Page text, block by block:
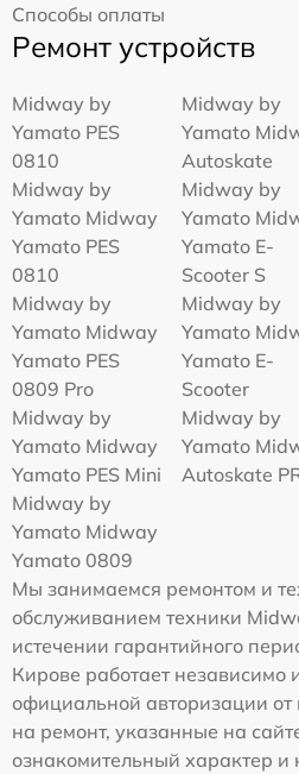
Способы оплаты
Ремонт устройств
Midway by
Yamato PES
0810
Midway by
Yamato
Autoskate
Midway by
Yamato Midway
Yamato PES
0810
Midway by
Yamato
Yamato E-
Scooter S
Midway by
Yamato Midway
Yamato PES
0809 Pro
Midway by
Yamato
Yamato E-
Scooter
Midway by
Yamato Midway
Yamato PES Mini
Midway by
Yamato
Autoskate
Midway by
Yamato Midway
Yamato 0809
Мы занимаемся ремонтом и
обслуживанием техники
истечении гарантийного
Кирове работает независимо
официальной авторизации
на ремонт, указанные на
ознакомительный характер и